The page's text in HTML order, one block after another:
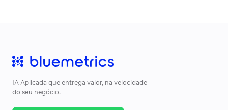
IA Aplicada que entrega valor, na velocidade
do seu negócio.